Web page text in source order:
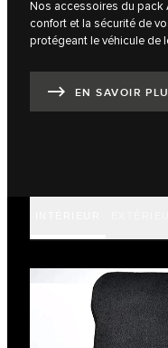
Nos accessoires du pack
confort et la sécurité de
protégeant le véhicule de
EN SAVOIR